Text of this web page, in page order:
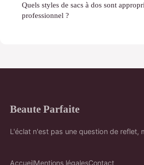
Quels styles de sacs à dos sont
professionnel ?
Beaute Parfaite
L'éclat n'est pas une question de reflet,
AccueilMentions légalesContact